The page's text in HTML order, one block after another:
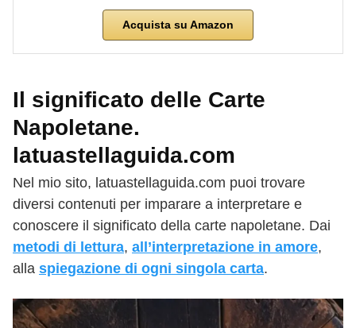
Acquista su Amazon
Il significato delle Carte
Napoletane.
latuastellaguida.com
Nel mio sito, latuastellaguida.com puoi trovare
diversi contenuti per imparare a interpretare e
conoscere il significato della carte napoletane. Dai
metodi di lettura, all’interpretazione in amore,
alla spiegazione di ogni singola carta.